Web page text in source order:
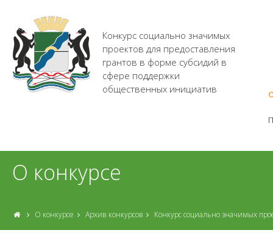
Конкурс социально значимых
проектов для предоставления
грантов в форме субсидий в
сфере поддержки
общественных инициатив
О конкурсе
О конкурсе Архив конкурсов Конкурс социально значимых